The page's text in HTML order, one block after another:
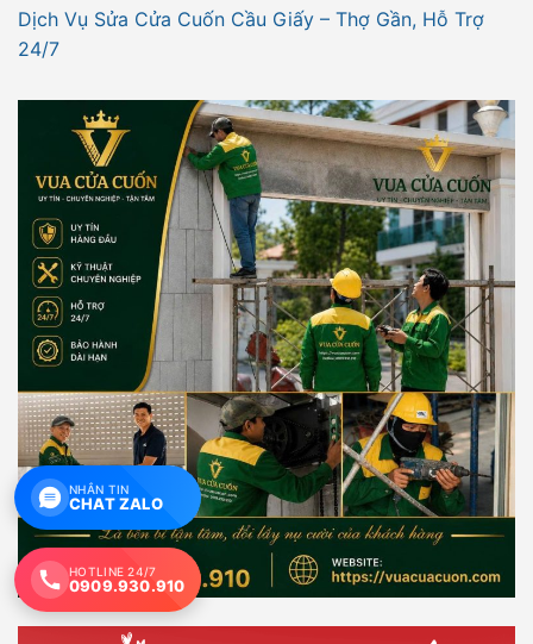
Dịch Vụ Sửa Cửa Cuốn Cầu Giấy – Thợ Gần, Hỗ Trợ
24/7
NHẮN TIN
CHAT ZALO
HOTLINE 24/7
0909.930.910